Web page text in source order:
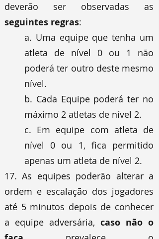
deverão ser observadas as
seguintes regras:
a. Uma equipe que tenha um
atleta de nível 0 ou 1 não
poderá ter outro deste mesmo
nível.
b. Cada Equipe poderá ter no
máximo 2 atletas de nível 2.
c. Em equipe com atleta de
nível 0 ou 1, fica permitido
apenas um atleta de nível 2.
17. As equipes poderão alterar a
ordem e escalação dos jogadores
até 5 minutos depois de conhecer
a equipe adversária, caso não o